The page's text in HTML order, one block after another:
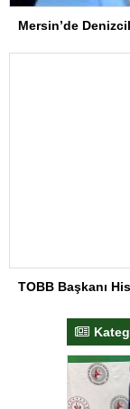
Mersin’de
TOBB Başkanı